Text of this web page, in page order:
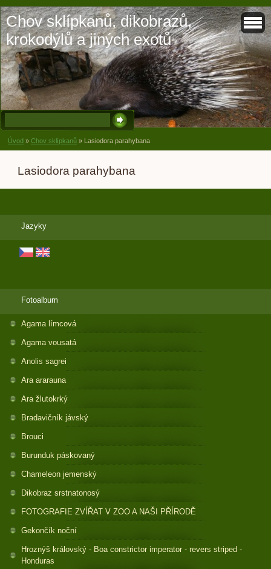
Chov sklípkanů, dikobrazů,
krokodýlů a jiných exotů
Úvod » Chov sklípkanů » Lasiodora parahybana
Lasiodora parahybana
Jazyky
Fotoalbum
Agama límcová
Agama vousatá
Anolis sagrei
Ara ararauna
Ara žlutokrký
Bradavičník jávský
Brouci
Burunduk páskovaný
Chameleon jemenský
Dikobraz srstnatonosý
FOTOGRAFIE ZVÍŘAT V ZOO A NAŠI PŘÍRODĚ
Gekončík noční
Hroznýš královský - Boa constrictor imperator - revers striped -
Honduras